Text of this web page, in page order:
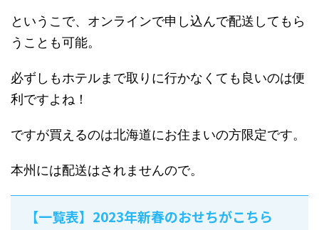
というこで、オンラインで申し込んで配送してもら
うことも可能。
必ずしもホテルまで取りに行かなくても良いのは便
利ですよね！
ですが買えるのは北海道にお住まいの方限定です。
本州には配送はされませんので。
【一覧表】2023年新春のおせちがこちら